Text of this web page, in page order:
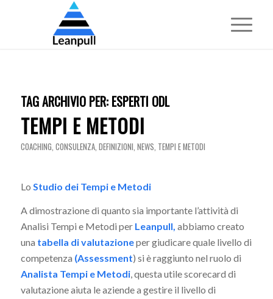
TAG ARCHIVIO PER: ESPERTI ODL
TEMPI E METODI
COACHING, CONSULENZA, DEFINIZIONI, NEWS, TEMPI E METODI
Lo Studio dei Tempi e Metodi
A dimostrazione di quanto sia importante l’attività di
Analisi Tempi e Metodi per Leanpull, abbiamo creato
una tabella di valutazioneper giudicare quale livello di
competenza (Assessment) si è raggiunto nel ruolo di
Analista Tempi e Metodi, questa utile scorecard di
valutazione aiuta le aziende a gestire il livello di